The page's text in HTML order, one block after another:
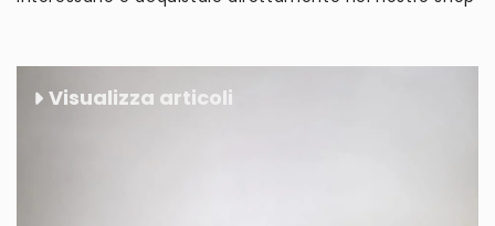
Visualizza articoli